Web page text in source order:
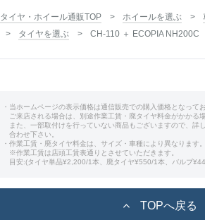
タイヤ・ホイール通販TOP ホイールを選ぶ
タイヤを選ぶ
CH-110 ＋ ECOPIA NH200C
・当ホームページの表示価格は通信販売での購入価格となって
ご来店される場合は、別途作業工賃・廃タイヤ料金がかかる
また、一部取付けを行っていない商品もございますので、詳
合わせ下さい。
・作業工賃・廃タイヤ料金は、サイズ・車種により異なります。
※作業工賃は店頭工賃表通りとさせていただきます。
目安:(タイヤ単品¥2,200/1本、廃タイヤ¥550/1本、バルブ
TOPへ戻る